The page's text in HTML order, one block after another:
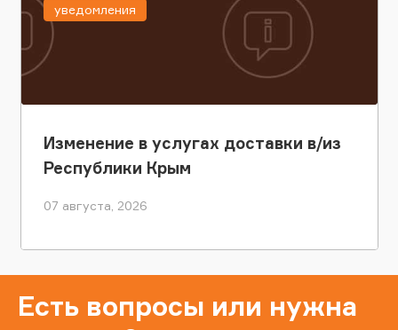
Изменение в услугах доставки в/из
Республики Крым
07 августа, 2026
уведомления
Есть вопросы или нужна